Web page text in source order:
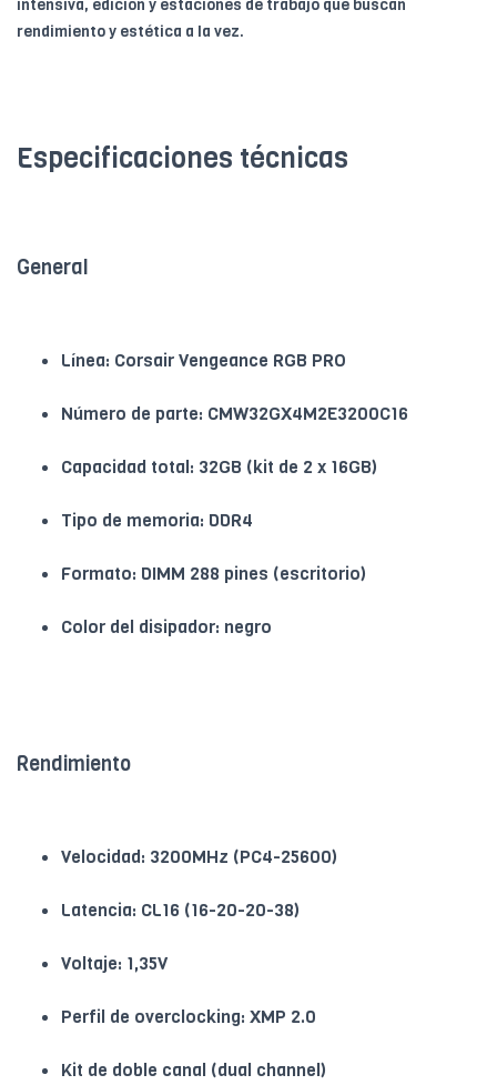
intensiva, edición y estaciones de trabajo que buscan
rendimiento y estética a la vez.
Especificaciones técnicas
General
Línea: Corsair Vengeance RGB PRO
Número de parte: CMW32GX4M2E3200C16
Capacidad total: 32GB (kit de 2 x 16GB)
Tipo de memoria: DDR4
Formato: DIMM 288 pines (escritorio)
Color del disipador: negro
Rendimiento
Velocidad: 3200MHz (PC4-25600)
Latencia: CL16 (16-20-20-38)
Voltaje: 1,35V
Perfil de overclocking: XMP 2.0
Kit de doble canal (dual channel)